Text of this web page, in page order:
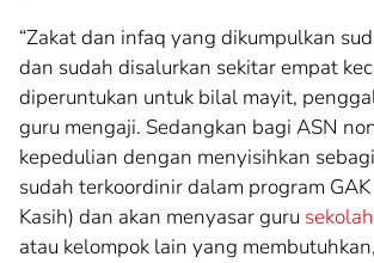
“Zakat dan infaq yang dikumpulkan
dan sudah disalurkan sekitar empat
diperuntukan untuk bilal mayit,
guru mengaji. Sedangkan bagi ASN
kepedulian dengan menyisihkan
sudah terkoordinir dalam program
Kasih) dan akan menyasar guru sekolah
atau kelompok lain yang